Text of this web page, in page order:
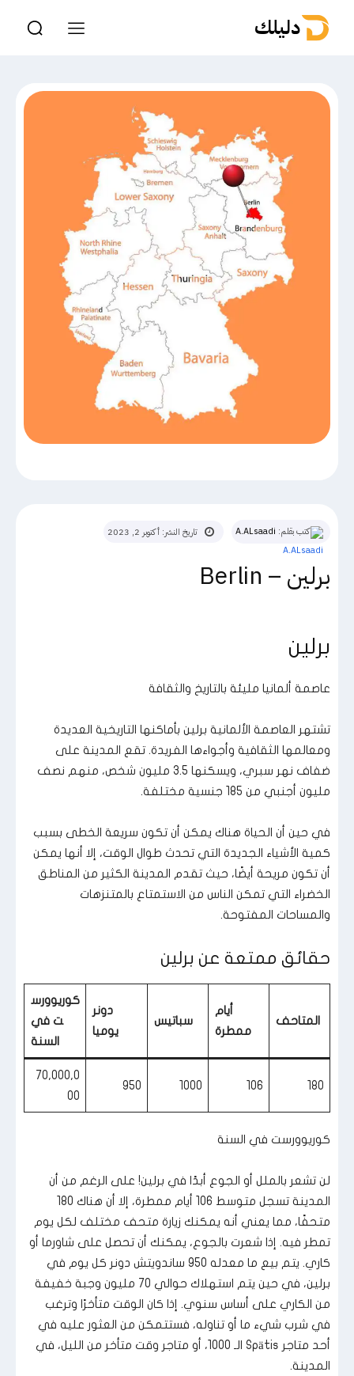
دليلك
كتب بقلم: A.ALsaadi تاريخ النشر: أكتوبر 2, 2023
برلين – Berlin
برلين
عاصمة ألمانيا مليئة بالتاريخ والثقافة
تشتهر العاصمة الألمانية برلين بأماكنها التاريخية العديدة
ومعالمها الثقافية وأجواءها الفريدة. تقع المدينة على
ضفاف نهر سبري، ويسكنها 3.5 مليون شخص، منهم نصف
مليون أجنبي من 185 جنسية مختلفة.
في حين أن الحياة هناك يمكن أن تكون سريعة الخطى بسبب
كمية الأشياء الجديدة التي تحدث طوال الوقت، إلا أنها يمكن
أن تكون مريحة أيضًا، حيث تقدم المدينة الكثير من المناطق
الخضراء التي تمكن الناس من الاستمتاع بالمتنزهات
والمساحات المفتوحة.
حقائق ممتعة عن برلين
المتاحف
أيام
ممطرة
سباتيس
دونر
يوميا
كوريوورس
ت في
السنة
180
106
1000
950
70,000,0
00
كوريوورست في السنة
لن تشعر بالملل أو الجوع أبدًا في برلين! على الرغم من أن
المدينة تسجل متوسط ​​106 أيام ممطرة، إلا أن هناك 180
متحفًا، مما يعني أنه يمكنك زيارة متحف مختلف لكل يوم
تمطر فيه. إذا شعرت بالجوع، يمكنك أن تحصل على شاورما أو
كاري. يتم بيع ما معدله 950 ساندويتش دونر كل يوم في
برلين، في حين يتم استهلاك حوالي 70 مليون وجبة خفيفة
من الكاري على أساس سنوي. إذا كان الوقت متأخرًا وترغب
في شرب شيء ما أو تناوله، فستتمكن من العثور عليه في
أحد متاجر Spätis الـ 1000، أو متاجر وقت متأخر من الليل، في
المدينة.